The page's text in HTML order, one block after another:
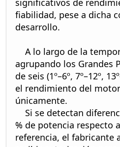
fiabilidad, pese a dicha
desarrollo.
A lo largo de la
agrupando los Grandes
de seis (1º–6º, 7º–12º,
el rendimiento del
únicamente.
Si se detectan
% de potencia respecto
referencia, el fabricante